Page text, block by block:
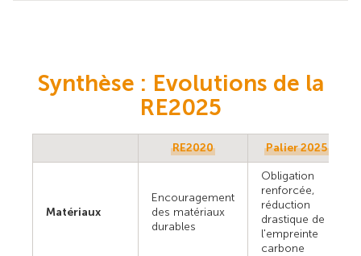
Synthèse : Evolutions de la
RE2025
RE2020 Palier 2025
Matériaux
Encouragement
des matériaux
durables
Obligation
renforcée,
réduction
drastique de
l'empreinte
carbone